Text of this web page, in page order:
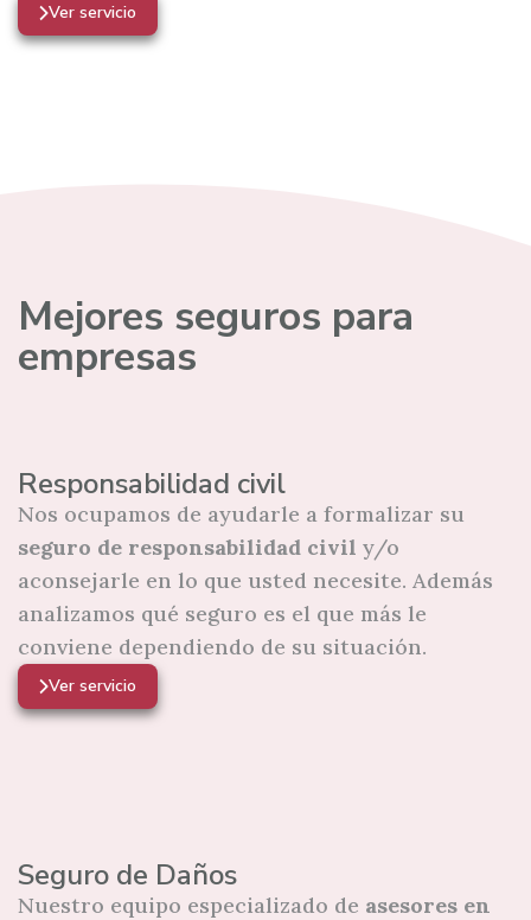
Ver servicio
Mejores seguros para
empresas
Responsabilidad civil
Nos ocupamos de ayudarle a formalizar su
seguro de responsabilidad civil y/o
aconsejarle en lo que usted necesite. Además
analizamos qué seguro es el que más le
conviene dependiendo de su situación.
Ver servicio
Seguro de Daños
Nuestro equipo especializado de asesores en